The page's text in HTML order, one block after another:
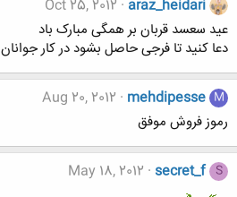
araz_heidari
Oct 25, 2012
عید سعسد قربان بر همگی مبارک باد
دعا کنید تا فرجی حاصل بشود در کار جوانان
M
mehdipesse
Aug 20, 2012
رموز فروش موفق
S
secret_f
May 18, 2012